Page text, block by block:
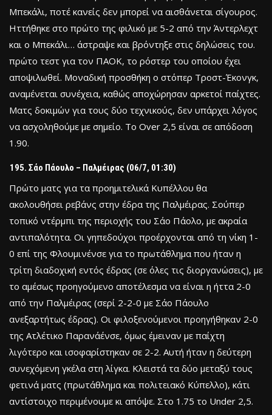
Μπεκάλι, ποτέ κανείς δεν μπορεί να αισθάνεται σίγουρος.
Ηττήθηκε στο πρώτο της φιλικό με 5-2 από την Άντερλεχτ
και ο Μπεκάλι… άστραψε και βρόντηξε στις δηλώσεις του.
πρώτο τεστ για τον ΠΑΟΚ, το ρόστερ του οποίου έχει
αποψιλωθεί. Μοναδική προσθήκη ο στόπερ Τροστ-Έκονγκ,
αναμένεται συνέχεια, καθώς αποχώρησαν αρκετοί παίχτες.
Ματς δοκιμών για τους δύο τεχνικούς, δεν υπάρχει λόγος
να ασχοληθούμε με σημείο. Το Over 2,5 είναι σε απόδοση
1.90.
Σάο Πάουλο – Παλμέιρας (06/7, 01:30)
Πρώτο ματς για τα προημιτελικά Κυπέλλου θα
ακολουθήσει ρεβάνς στην έδρα της Παλμέιρας. Σούπερ
τοπικό ντέρμπι της περιοχής του Σάο Πάολο, με ακραία
αντιπαλότητα. Οι γηπεδούχοι προέρχονται από τη νίκη 1-
0 επί της Φλουμινένσε για το πρωτάθλημα που ήταν η
τρίτη διαδοχική εντός έδρας (σε όλες τις διοργανώσεις), με
το αμέσως προηγούμενο αποτέλεσμα να είναι η ήττα 2-0
από την Παλμέιρας (σερί 2-2-0 με Σάο Πάουλο
ανεξαρτήτως έδρας). Οι φιλοξενούμενοι προηγήθηκαν 2-0
της Ατλέτικο Παρανάένσε, όμως έμειναν με παίχτη
λιγότερο και ισοφαρίστηκαν σε 2-2. Αυτή ήταν η δεύτερη
συνεχόμενη γκέλα στη λίγκα. Κλειστά τα δύο μεταξύ τους
φετινά ματς (πρωτάθλημα και πολιτειακό Κύπελλο), κάτι
αντίστοιχο περιμένουμε κι απόψε. Στο 1.75 το Under 2,5.